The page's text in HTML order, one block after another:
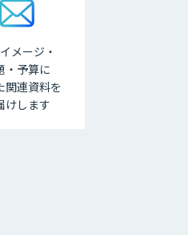
メージ・
・ 予算に
関連資料を
けします